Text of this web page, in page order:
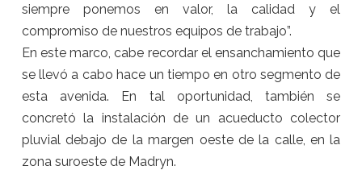
siempre ponemos en valor, la calidad y el
compromiso de nuestros equipos de trabajo”.
En este marco, cabe recordar el ensanchamiento que
se llevó a cabo hace un tiempo en otro segmento de
esta avenida. En tal oportunidad, también se
concretó la instalación de un acueducto colector
pluvial debajo de la margen oeste de la calle, en la
zona suroeste de Madryn.